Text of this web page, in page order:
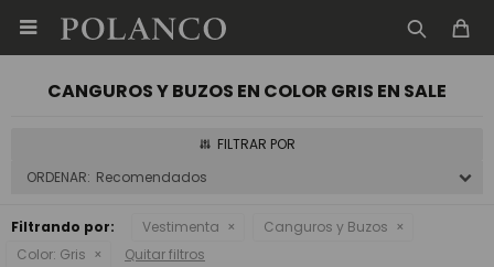

CANGUROS Y BUZOS EN COLOR GRIS EN SALE
Recomendados
Filtrando por: Vestimenta
Canguros y Buzos
Color: Gris Quitar filtros